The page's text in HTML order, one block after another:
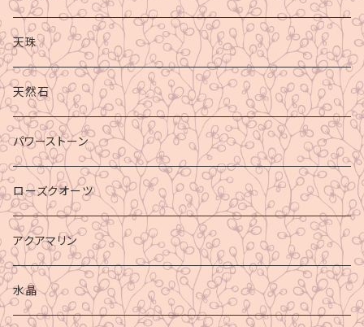
天珠
天然石
パワーストーン
ローズクオーツ
アクアマリン
水晶